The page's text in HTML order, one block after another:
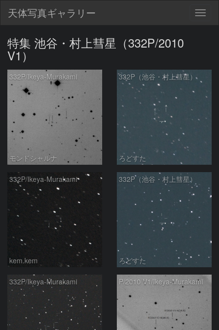
天体写真ギャラリー
特集 池谷・村上彗星（332P/2010
V1）
332P/Ikeya-Murakami
モンドシャルナ
332P（池谷・村上彗星）
ろどすた
332P/Ikeya-Murakami
kem.kem
332P（池谷・村上彗星）
ろどすた
332P/Ikeya-Murakami P/2010 V1/Ikeya-Murakami